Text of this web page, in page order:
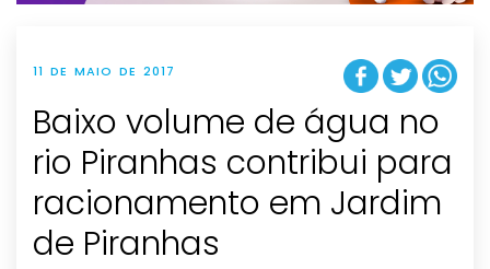
11 DE MAIO DE 2017
Baixo volume de água no
rio Piranhas contribui para
racionamento em Jardim
de Piranhas